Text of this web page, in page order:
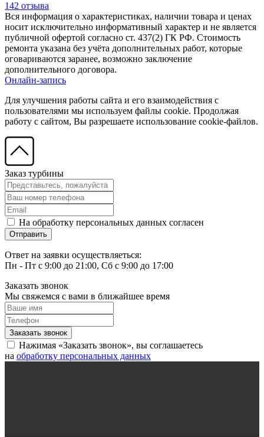
142 отзыва
Вся информация о характеристиках, наличии товара и ценах
носит исключительно информативный характер и не является
публичной офертой согласно ст. 437(2) ГК РФ. Стоимость
ремонта указана без учёта дополнительных работ, которые
оговариваются заранее, возможно заключение
дополнительного договора.
Онлайн-запись
Для улучшения работы сайта и его взаимодействия с
пользователями мы используем файлы cookie. Продолжая
работу с сайтом, Вы разрешаете использование cookie-файлов.
Заказ турбины
На обработку персональных данных согласен
Ответ на заявки осуществляеться:
Пн - Пт с 9:00 до 21:00, Сб с 9:00 до 17:00
Заказать звонок
Мы свяжемся с вами в ближайшее время
Нажимая «Заказать звонок», вы соглашаетесь
на обработку персональных данных